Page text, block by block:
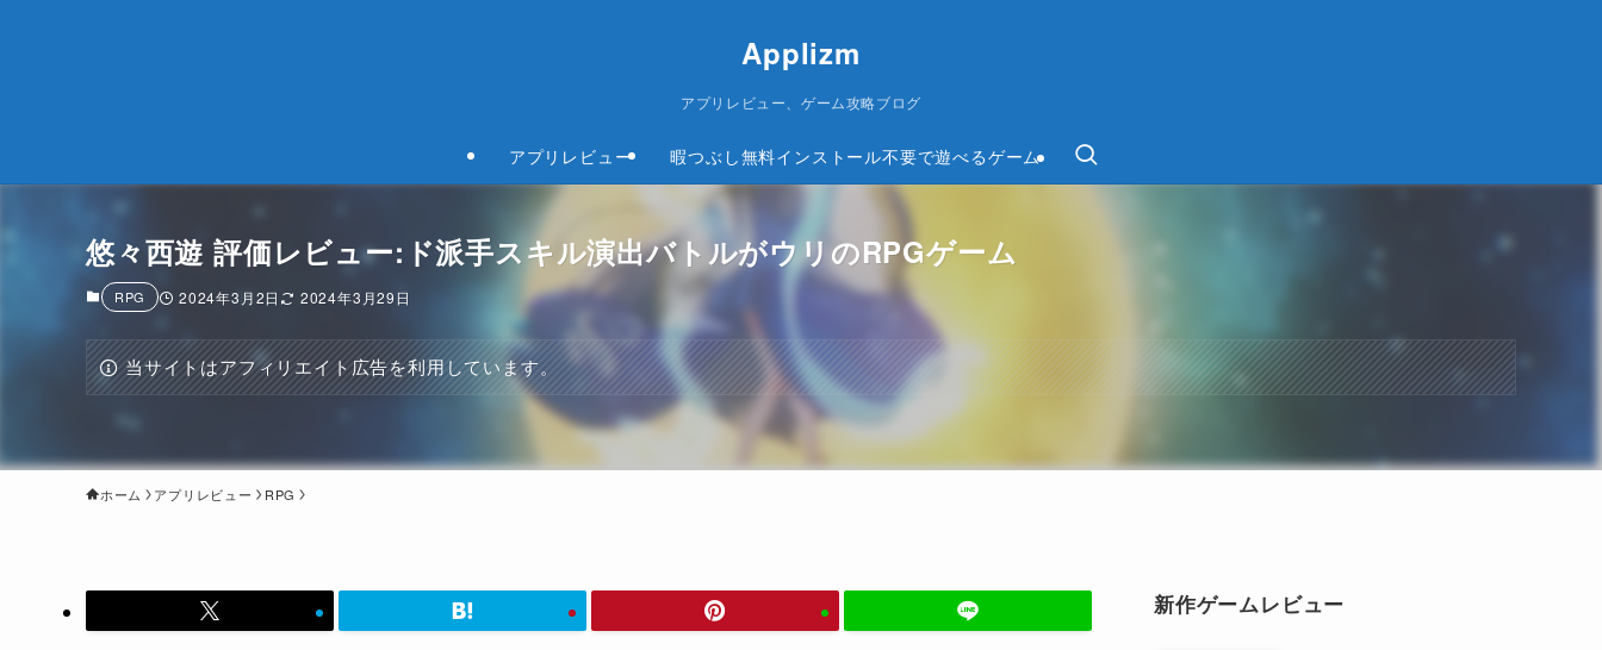
Applizm
アプリレビュー、ゲーム攻略ブログ
アプリレビュー 暇つぶし無料インストール不要で遊べるゲーム
悠々西遊 評価レビュー:ド派手スキル演出バトルがウリのRPGゲーム
RPG 2024年3月2日 2024年3月29日
当サイトはアフィリエイト広告を利用しています。
ホーム アプリレビュー RPG
新作ゲームレビュー